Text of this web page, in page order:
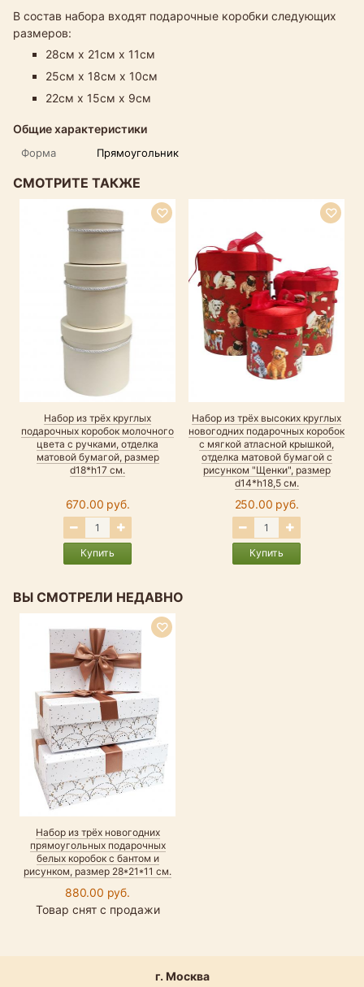
В состав набора входят подарочные коробки следующих
размеров:
28см х 21см х 11см
25см х 18см х 10см
22см х 15см х 9см
Общие характеристики
Форма Прямоугольник
СМОТРИТЕ ТАКЖЕ
Набор из трёх круглых
подарочных коробок молочного
цвета с ручками, отделка
матовой бумагой, размер
d18*h17 см.
670.00 руб.
Купить
Набор из трёх высоких круглых
новогодних подарочных коробок
с мягкой атласной крышкой,
отделка матовой бумагой с
рисунком "Щенки", размер
d14*h18,5 см.
250.00 руб.
Купить
ВЫ СМОТРЕЛИ НЕДАВНО
Набор из трёх новогодних
прямоугольных подарочных
белых коробок с бантом и
рисунком, размер 28*21*11 см.
880.00 руб.
Товар снят с продажи
г. Москва